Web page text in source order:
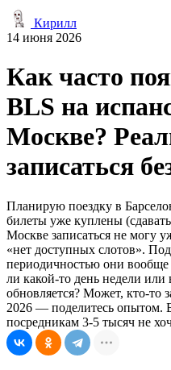
Кирилл
14 июня 2026
Как часто
BLS на
Москве?
записаться
Планирую поездку в
билеты уже куплены
Москве записаться не могу
«нет доступных слотов».
периодичностью они
ли какой-то день недели или
обновляется? Может, кто-то
2026 — поделитесь опытом.
посредникам 3-5 тысяч не